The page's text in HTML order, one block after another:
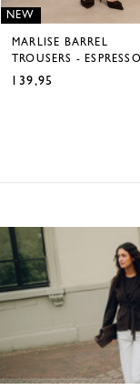
NEW
MARLISE BARREL
TROUSERS - ESPRESSO
139,95